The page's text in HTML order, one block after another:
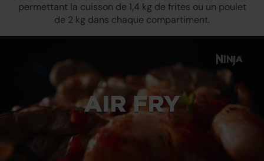
permettant la cuisson de 1,4 kg de frites ou un poulet
de 2 kg dans chaque compartiment.